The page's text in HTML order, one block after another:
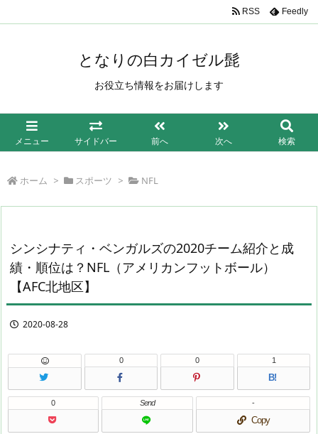
となりの白カイゼル髭
お役立ち情報をお届けします
メニュー サイドバー 前へ 次へ 検索
RSS Feedly
ホーム > スポーツ > NFL
シンシナティ・ベンガルズの2020チーム紹介と成
績・順位は？NFL（アメリカンフットボール）
【AFC北地区】
2020-08-28
0 0
B!
1
0 Send
Copy
-